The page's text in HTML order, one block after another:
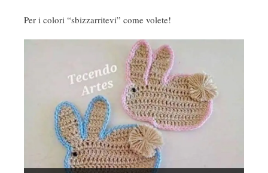
Per i colori “sbizzarritevi” come volete!